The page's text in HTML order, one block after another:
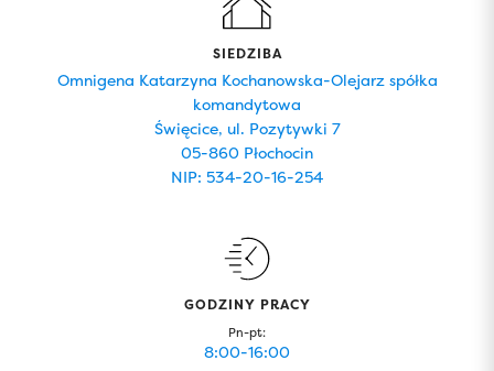
SIEDZIBA
Omnigena Katarzyna Kochanowska-Olejarz spółka
komandytowa
Święcice, ul. Pozytywki 7
05-860 Płochocin
NIP: 534-20-16-254
GODZINY PRACY
Pn-pt:
8:00-16:00